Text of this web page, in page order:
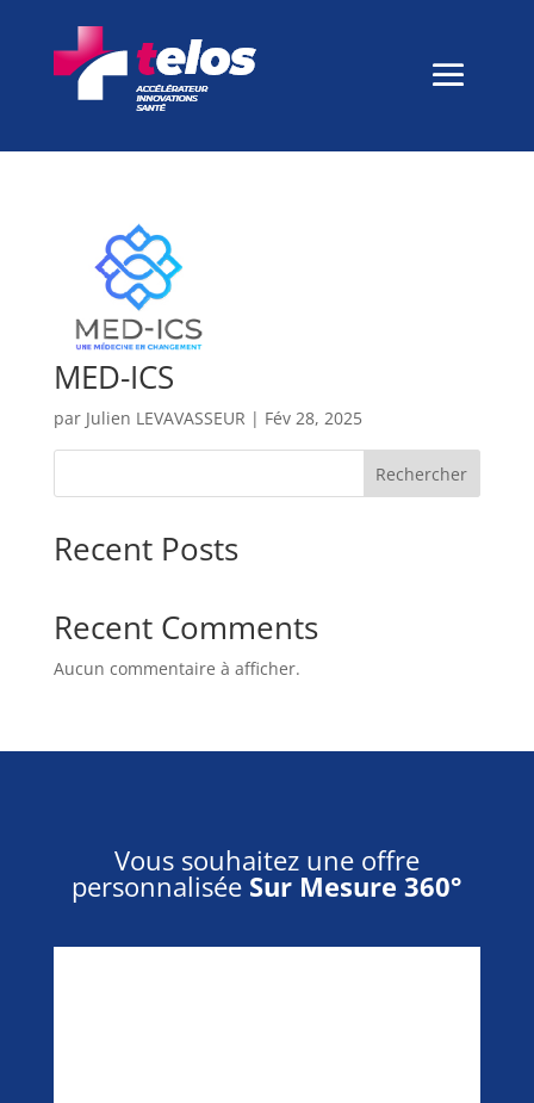
MED-ICS
par Julien LEVAVASSEUR | Fév 28, 2025
Rechercher
Recent Posts
Recent Comments
Aucun commentaire à afficher.
Vous souhaitez une offre
personnalisée Sur Mesure 360°